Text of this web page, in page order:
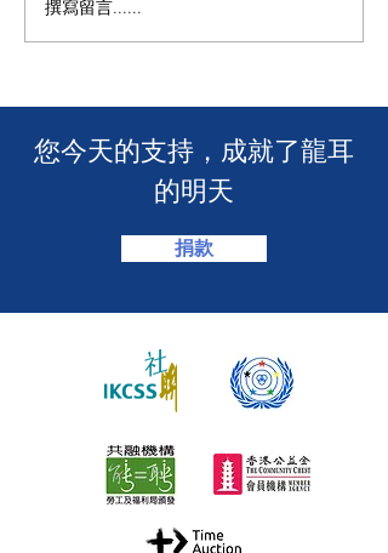
🧯 【推動資訊無障礙！龍
耳為葵盛西邨消防安全簡
撰寫留言......
​您今天的支持，成就了龍耳
的明天
捐款